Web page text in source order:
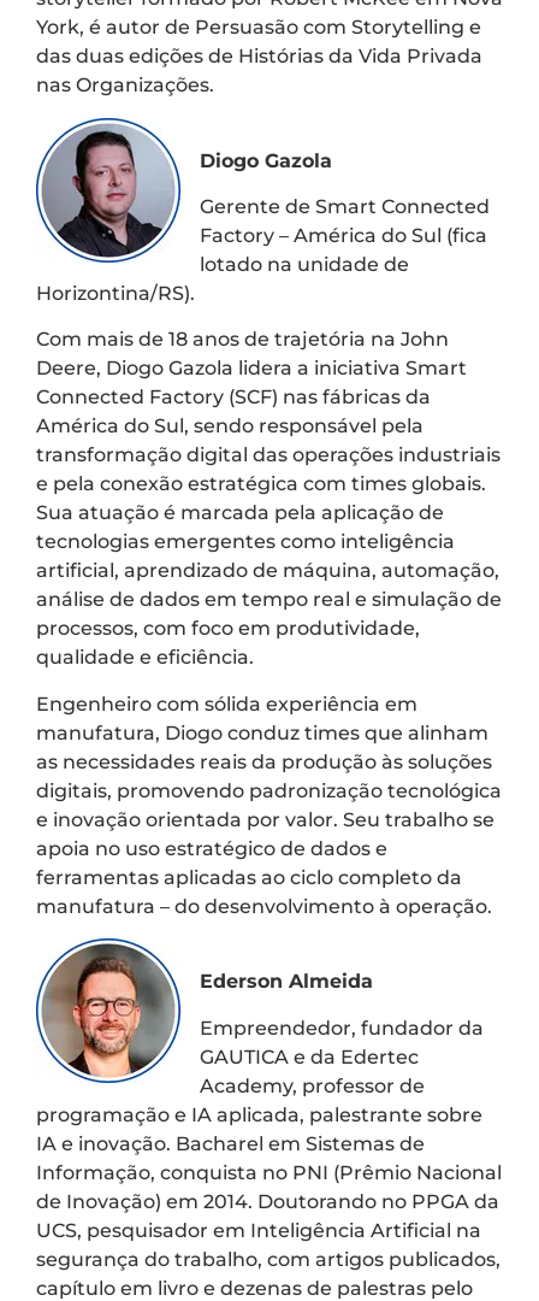
York, é autor de Persuasão com Storytelling e
das duas edições de Histórias da Vida Privada
nas Organizações.
Diogo Gazola
Gerente de Smart Connected
Factory – América do Sul (fica
lotado na unidade de
Horizontina/RS).
Com mais de 18 anos de trajetória na John
Deere, Diogo Gazola lidera a iniciativa Smart
Connected Factory (SCF) nas fábricas da
América do Sul, sendo responsável pela
transformação digital das operações industriais
e pela conexão estratégica com times globais.
Sua atuação é marcada pela aplicação de
tecnologias emergentes como inteligência
artificial, aprendizado de máquina, automação,
análise de dados em tempo real e simulação de
processos, com foco em produtividade,
qualidade e eficiência.
Engenheiro com sólida experiência em
manufatura, Diogo conduz times que alinham
as necessidades reais da produção às soluções
digitais, promovendo padronização tecnológica
e inovação orientada por valor. Seu trabalho se
apoia no uso estratégico de dados e
ferramentas aplicadas ao ciclo completo da
manufatura – do desenvolvimento à operação.
Ederson Almeida
Empreendedor, fundador da
GAUTICA e da Edertec
Academy, professor de
programação e IA aplicada, palestrante sobre
IA e inovação. Bacharel em Sistemas de
Informação, conquista no PNI (Prêmio Nacional
de Inovação) em 2014. Doutorando no PPGA da
UCS, pesquisador em Inteligência Artificial na
segurança do trabalho, com artigos publicados,
capítulo em livro e dezenas de palestras pelo